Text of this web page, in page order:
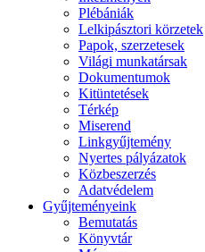
Plébániák
Lelkipásztori körzetek
Papok, szerzetesek
Világi munkatársak
Dokumentumok
Kitüntetések
Térkép
Miserend
Linkgyűjtemény
Nyertes pályázatok
Közbeszerzés
Adatvédelem
Gyűjteményeink
Bemutatás
Könyvtár